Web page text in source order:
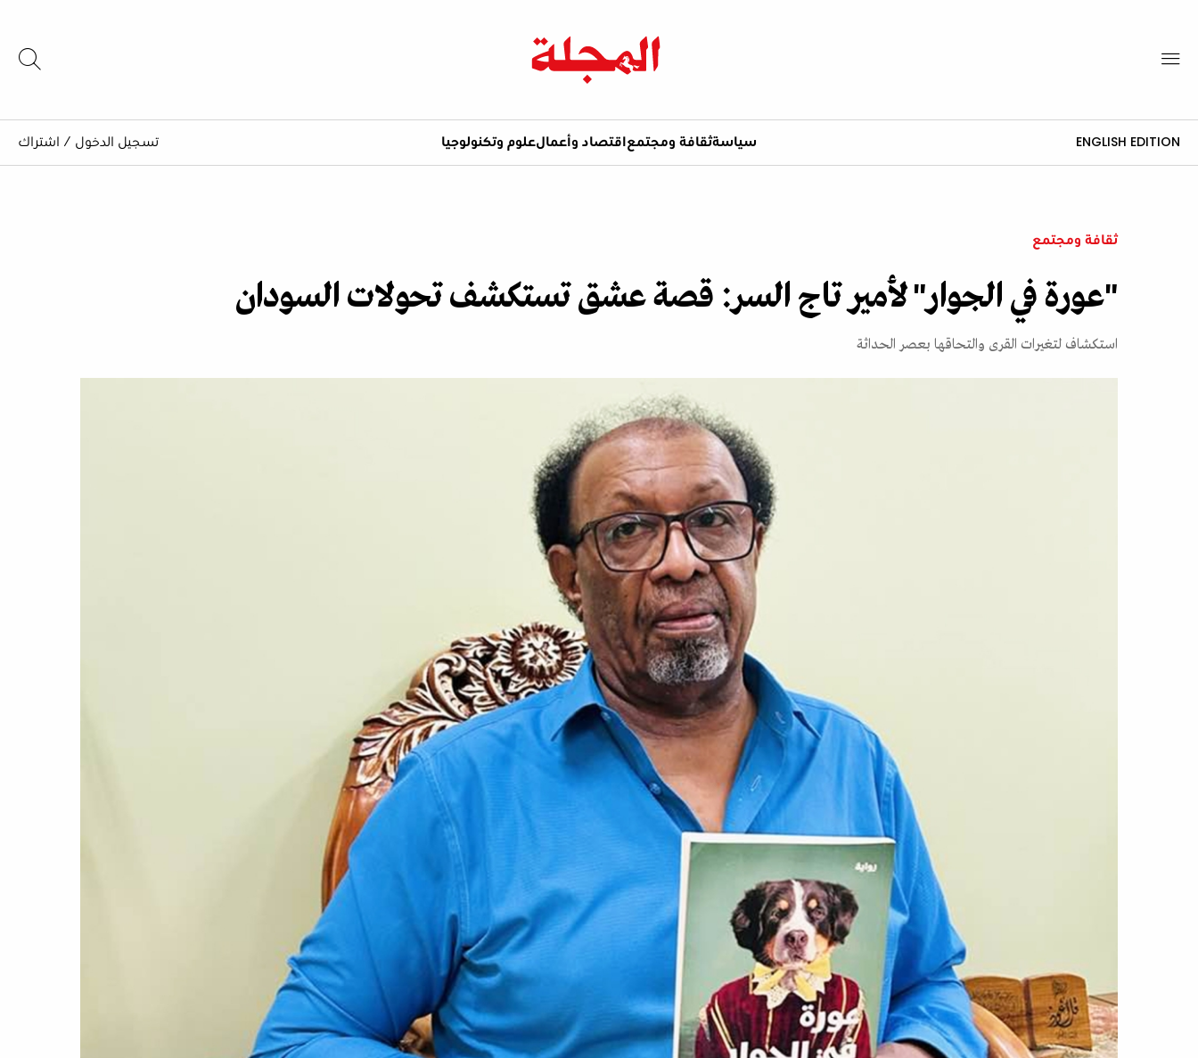
ENGLISH EDITION سياسةثقافة ومجتمع اقتصاد وأعمالعلوم وتكنولوجيا تسجيل الدخول / اشتراك
ثقافة ومجتمع
"عورة في الجوار" لأمير تاج السر: قصة عشق تستكشف تحولات السودان
استكشاف لتغيرات القرى والتحاقها بعصر الحداثة